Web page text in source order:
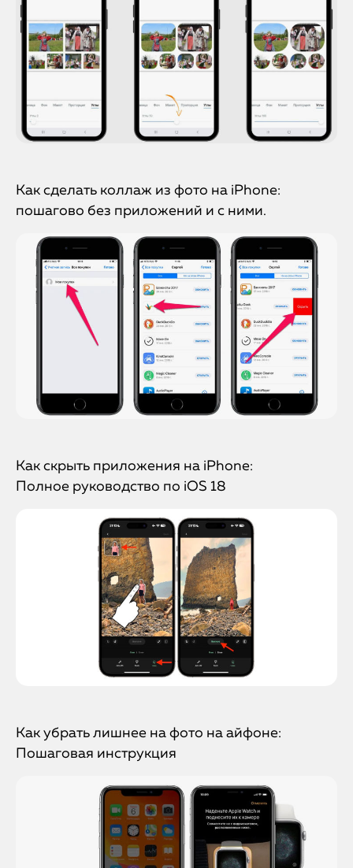
Как сделать коллаж из фото на iPhone:
пошагово без приложений и с ними.
Как скрыть приложения на iPhone:
Полное руководство по iOS 18
Как убрать лишнее на фото на айфоне:
Пошаговая инструкция